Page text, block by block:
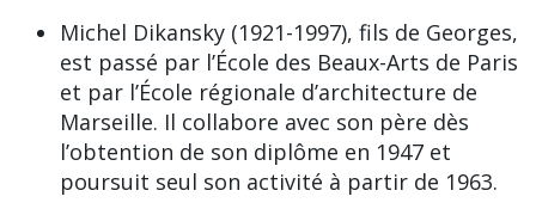
Michel Dikansky (1921-1997), fils de Georges,
est passé par l’École des Beaux-Arts de Paris
et par l’École régionale d’architecture de
Marseille. Il collabore avec son père dès
l’obtention de son diplôme en 1947 et
poursuit seul son activité à partir de 1963.